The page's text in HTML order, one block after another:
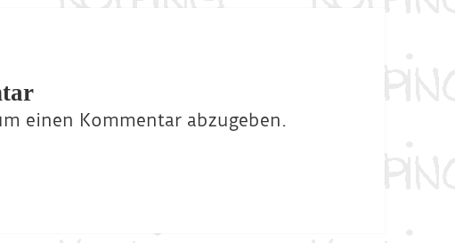
einen Kommentar abzugeben.